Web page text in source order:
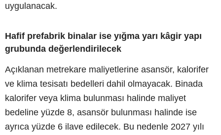
uygulanacak.
Hafif prefabrik binalar ise yığma yarı kâgir yapı
grubunda değerlendirilecek
Açıklanan metrekare maliyetlerine asansör, kalorifer
ve klima tesisatı bedelleri dahil olmayacak. Binada
kalorifer veya klima bulunması halinde maliyet
bedeline yüzde 8, asansör bulunması halinde ise
ayrıca yüzde 6 ilave edilecek. Bu nedenle 2027 yılı